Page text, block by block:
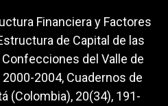
Financiera y Factores
de Capital de las
del Valle de
2004, Cuadernos de
(Colombia), 20(34), 191-